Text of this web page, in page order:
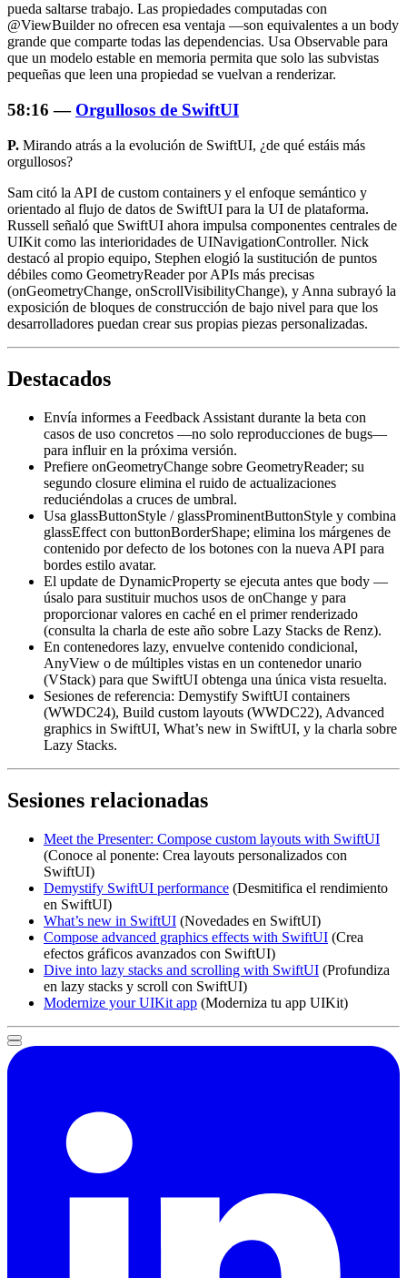
pueda saltarse trabajo. Las propiedades computadas con
@ViewBuilder no ofrecen esa ventaja —son equivalentes a un body
grande que comparte todas las dependencias. Usa Observable para
que un modelo estable en memoria permita que solo las subvistas
pequeñas que leen una propiedad se vuelvan a renderizar.
58:16 — Orgullosos de SwiftUI
P. Mirando atrás a la evolución de SwiftUI, ¿de qué estáis más
orgullosos?
Sam citó la API de custom containers y el enfoque semántico y
orientado al flujo de datos de SwiftUI para la UI de plataforma.
Russell señaló que SwiftUI ahora impulsa componentes centrales de
UIKit como las interioridades de UINavigationController. Nick
destacó al propio equipo, Stephen elogió la sustitución de puntos
débiles como GeometryReader por APIs más precisas
(onGeometryChange, onScrollVisibilityChange), y Anna subrayó la
exposición de bloques de construcción de bajo nivel para que los
desarrolladores puedan crear sus propias piezas personalizadas.
Destacados
Envía informes a Feedback Assistant durante la beta con
casos de uso concretos —no solo reproducciones de bugs—
para influir en la próxima versión.
Prefiere onGeometryChange sobre GeometryReader; su
segundo closure elimina el ruido de actualizaciones
reduciéndolas a cruces de umbral.
Usa glassButtonStyle / glassProminentButtonStyle y combina
glassEffect con buttonBorderShape; elimina los márgenes de
contenido por defecto de los botones con la nueva API para
bordes estilo avatar.
El update de DynamicProperty se ejecuta antes que body —
úsalo para sustituir muchos usos de onChange y para
proporcionar valores en caché en el primer renderizado
(consulta la charla de este año sobre Lazy Stacks de Renz).
En contenedores lazy, envuelve contenido condicional,
AnyView o de múltiples vistas en un contenedor unario
(VStack) para que SwiftUI obtenga una única vista resuelta.
Sesiones de referencia: Demystify SwiftUI containers
(WWDC24), Build custom layouts (WWDC22), Advanced
graphics in SwiftUI, What’s new in SwiftUI, y la charla sobre
Lazy Stacks.
Sesiones relacionadas
Meet the Presenter: Compose custom layouts with SwiftUI
(Conoce al ponente: Crea layouts personalizados con
SwiftUI)
Demystify SwiftUI performance (Desmitifica el rendimiento
en SwiftUI)
What’s new in SwiftUI (Novedades en SwiftUI)
Compose advanced graphics effects with SwiftUI (Crea
efectos gráficos avanzados con SwiftUI)
Dive into lazy stacks and scrolling with SwiftUI (Profundiza
en lazy stacks y scroll con SwiftUI)
Modernize your UIKit app (Moderniza tu app UIKit)